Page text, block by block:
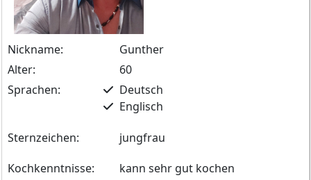
Nickname:
Gunther
Alter:
60
Sprachen:
Deutsch
Englisch
Sternzeichen:
jungfrau
Kochkenntnisse:
kann sehr gut kochen